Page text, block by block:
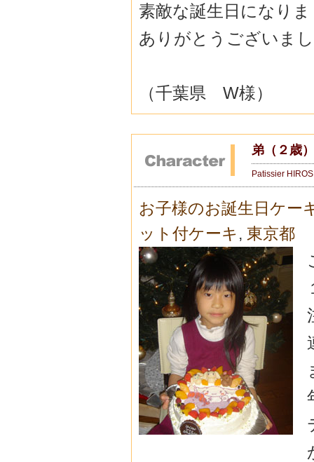
素敵な誕生日になり
ありがとうございま
（千葉県 W様）
弟（２歳
Patissier
お子様のお誕生日ケー
ット付ケーキ , 東京都